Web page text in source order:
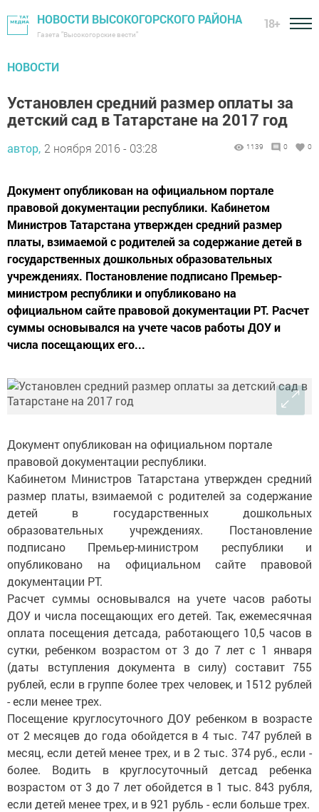
НОВОСТИ ВЫСОКОГОРСКОГО РАЙОНА
Газета "Высокогорские вести"
18+
НОВОСТИ
Установлен средний размер оплаты за
детский сад в Татарстане на 2017 год
автор, 2 ноября 2016 - 03:28 1139 0 0
Документ опубликован на официальном портале
правовой документации республики. Кабинетом
Министров Татарстана утвержден средний размер
платы, взимаемой с родителей за содержание детей в
государственных дошкольных образовательных
учреждениях. Постановление подписано Премьер-
министром республики и опубликовано на
официальном сайте правовой документации РТ. Расчет
суммы основывался на учете часов работы ДОУ и
числа посещающих его...
Документ опубликован на официальном портале
правовой документации республики.
Кабинетом Министров Татарстана утвержден средний
размер платы, взимаемой с родителей за содержание
детей в государственных дошкольных
образовательных учреждениях. Постановление
подписано Премьер-министром республики и
опубликовано на официальном сайте правовой
документации РТ.
Расчет суммы основывался на учете часов работы
ДОУ и числа посещающих его детей. Так, ежемесячная
оплата посещения детсада, работающего 10,5 часов в
сутки, ребенком возрастом от 3 до 7 лет с 1 января
(даты вступления документа в силу) составит 755
рублей, если в группе более трех человек, и 1512 рублей
- если менее трех.
Посещение круглосуточного ДОУ ребенком в возрасте
от 2 месяцев до года обойдется в 4 тыс. 747 рублей в
месяц, если детей менее трех, и в 2 тыс. 374 руб., если -
более. Водить в круглосуточный детсад ребенка
возрастом от 3 до 7 лет обойдется в 1 тыс. 843 рубля,
если детей менее трех, и в 921 рубль - если больше трех.